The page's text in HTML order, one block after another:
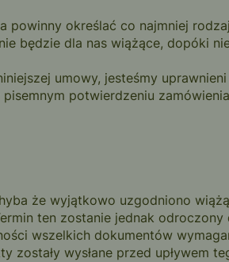
powinny określać co najmniej
będzie dla nas wiążące, dopóki
umowy, jesteśmy
potwierdzeniu
że wyjątkowo uzgodniono
ten zostanie jednak
wszelkich dokumentów
wysłane przed upływem